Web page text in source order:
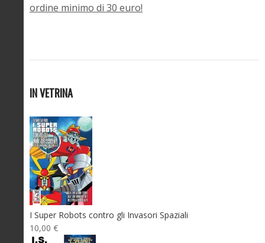
ordine minimo di 30 euro!
IN VETRINA
I Super Robots contro gli Invasori Spaziali
10,00 €